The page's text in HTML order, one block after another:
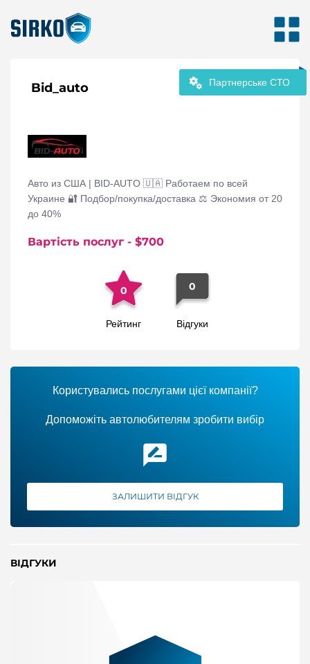
Партнерське СТО
Bid_auto
Авто из США | BID-AUTO 🇺🇦 Работаем по всей
Украине 🔐 Подбор/покупка/доставка ⚖️ Экономия от 20
до 40%
Вартість послуг - $700
0
Рейтинг
0
Відгуки
Користувались послугами цієї компанії?
Допоможіть автолюбителям зробити вибір
ЗАЛИШИТИ ВІДГУК
ВІДГУКИ